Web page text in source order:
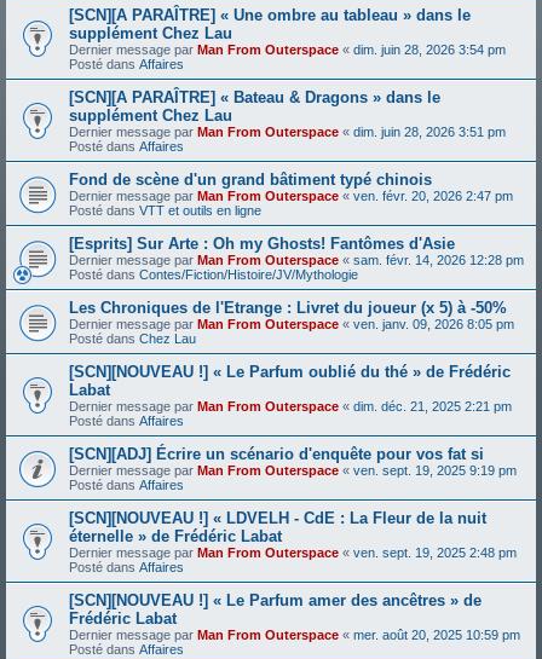
[SCN][A PARAÎTRE] « Une ombre au tableau » dans le
supplément Chez Lau
Dernier message par Man From Outerspace « dim. juin 28, 2026 3:54 pm
Posté dans Affaires
[SCN][A PARAÎTRE] « Bateau & Dragons » dans le
supplément Chez Lau
Dernier message par Man From Outerspace « dim. juin 28, 2026 3:51 pm
Posté dans Affaires
Fond de scène d'un grand bâtiment typé chinois
Dernier message par Man From Outerspace « ven. févr. 20, 2026 2:47 pm
Posté dans VTT et outils en ligne
[Esprits] Sur Arte : Oh my Ghosts! Fantômes d'Asie
Dernier message par Man From Outerspace « sam. févr. 14, 2026 12:28 pm
Posté dans Contes/Fiction/Histoire/JV/Mythologie
Les Chroniques de l'Etrange : Livret du joueur (x 5) à -50%
Dernier message par Man From Outerspace « ven. janv. 09, 2026 8:05 pm
Posté dans Chez Lau
[SCN][NOUVEAU !] « Le Parfum oublié du thé » de Frédéric
Labat
Dernier message par Man From Outerspace « dim. déc. 21, 2025 2:21 pm
Posté dans Affaires
[SCN][ADJ] Écrire un scénario d'enquête pour vos fat si
Dernier message par Man From Outerspace « ven. sept. 19, 2025 9:19 pm
Posté dans Affaires
[SCN][NOUVEAU !] « LDVELH - CdE : La Fleur de la nuit
éternelle » de Frédéric Labat
Dernier message par Man From Outerspace « ven. sept. 19, 2025 2:48 pm
Posté dans Affaires
[SCN][NOUVEAU !] « Le Parfum amer des ancêtres » de
Frédéric Labat
Dernier message par Man From Outerspace « mer. août 20, 2025 10:59 pm
Posté dans Affaires